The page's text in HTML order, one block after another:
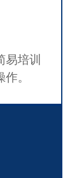
易培训
。